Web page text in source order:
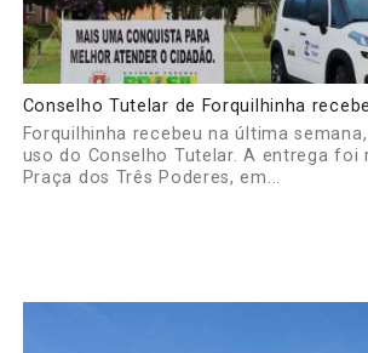
Conselho Tutelar de Forquilhinha
Forquilhinha recebeu na última
uso do Conselho Tutelar. A entrega foi
Praça dos Três Poderes, em...